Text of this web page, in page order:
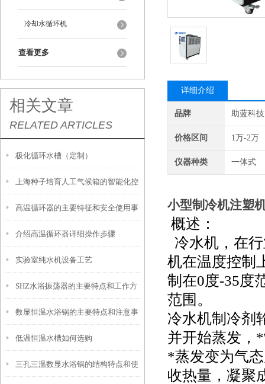
冷却水循环机
查看更多
相关文章
RELATED ARTICLES
极化循环水槽（定制）
上海种子培育人工气候箱的智能化控
制技术和功能特性
高温循环器的主要特征和安全使用事
项
介绍高温循环器详细操作步骤
实验室纯水机设备工艺
SHZ水浴振荡器的主要特点和工作方
式是怎样的
数显恒温水浴锅的主要特点和注意事
项
低温恒温水槽如何选购
三孔三温数显水浴锅的结构特点和使
详细介绍
品牌 助蓝科技
价格区间 1万-2万
仪器种类 一体式
小型制冷机注塑
概述：
冷水机，在
机在温度控制
制在0度-35度
范围。
冷水机制冷剂
并开始蒸发，
*蒸发变为气
收热量，凝聚